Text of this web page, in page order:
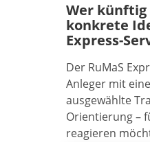
Wer künftig
konkrete
Express-
Der RuMaS
Anleger mit
ausgewählte
Orientierung –
reagieren